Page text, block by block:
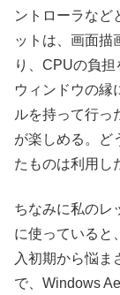
ントローラなど
ットは、画面描
り、CPUの負
ウィンドウの縁
ルを持って行っ
が楽しめる。ど
たものは利用し
ちなみに私のレ
に使っていると
入初期から悩ま
で、Windows